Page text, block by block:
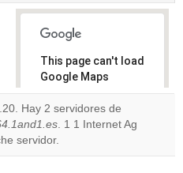
This page can't load
Google Maps
correctly.
Do you
own this
Hay 2 servidores de
. 1 1 Internet Ag
servidor.